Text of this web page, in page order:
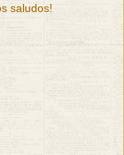
saludos!